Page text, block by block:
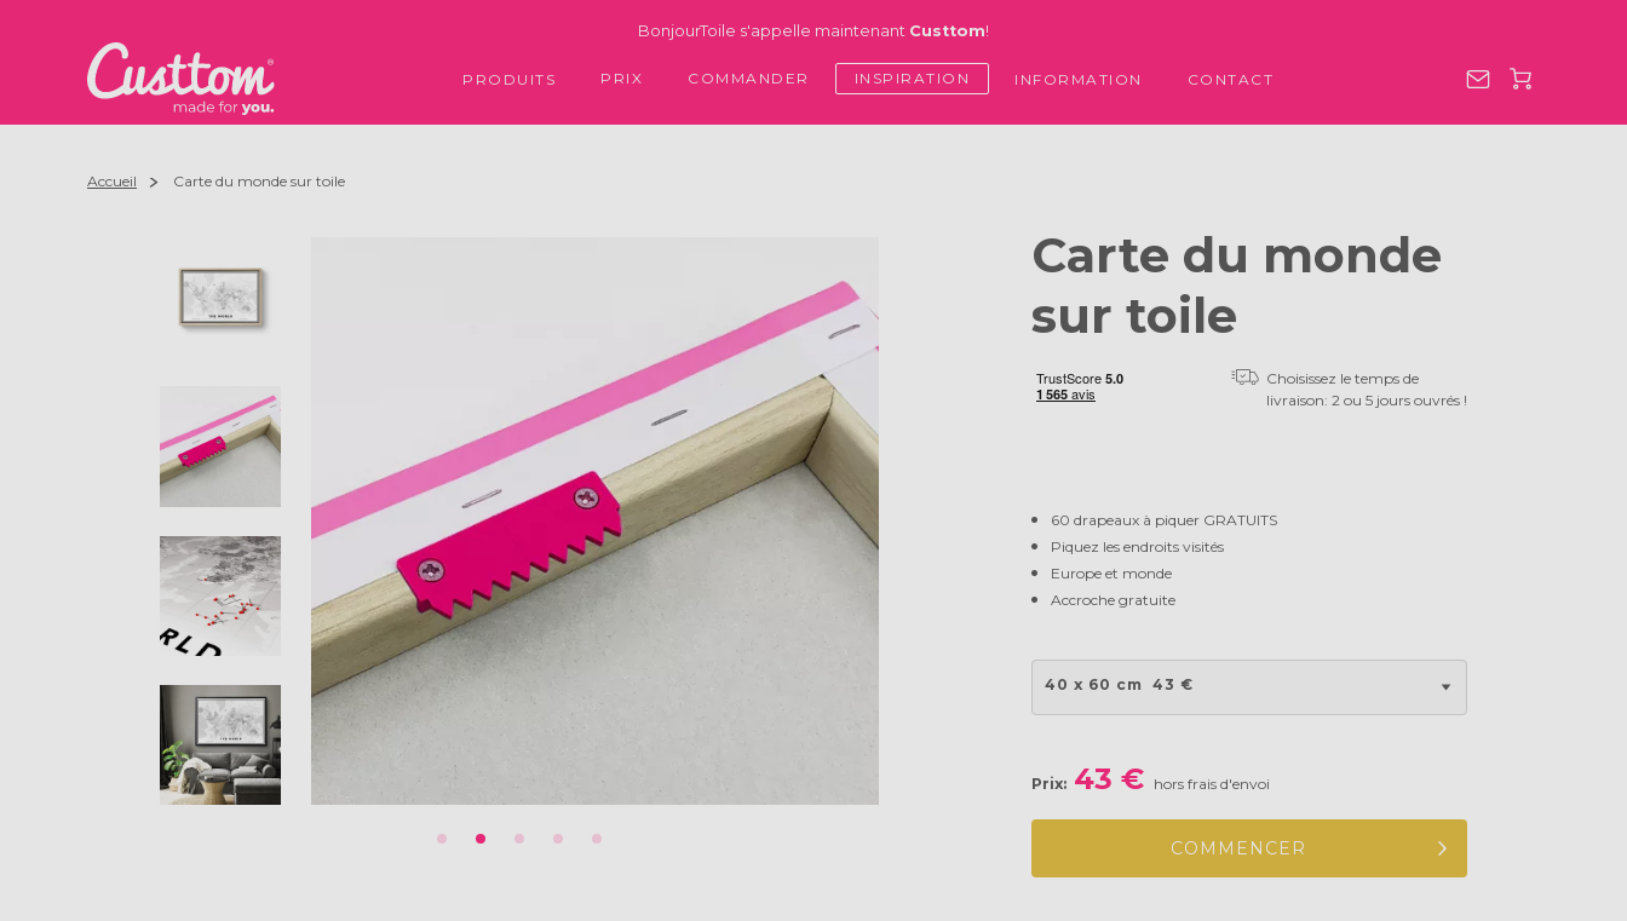
BonjourToile s'appelle maintenant Custtom!
PRODUITS PRIX COMMANDER INSPIRATION INFORMATION CONTACT
Accueil Carte du monde sur toile
Carte du monde
sur toile
Choisissez le temps de
livraison: 2 ou 5 jours ouvrés !
60 drapeaux à piquer GRATUITS
Piquez les endroits visités
Europe et monde
Accroche gratuite
40 x 60 cm 43 €
Prix: 43 € hors frais d'envoi
COMMENCER